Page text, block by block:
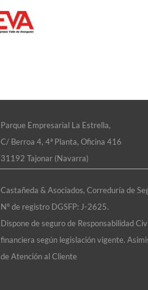
Parque Empresarial La Estrella,
C/ Berroa 4, 4ª Planta, Oficina 416
31192 Tajonar (Navarra)
Castañeda & Asociados, Correduría de
Nº de registro DGSFP: J-2625.
Dispone de seguro de Responsabilidad
financiera según legislación vigente.
de Atención al Cliente